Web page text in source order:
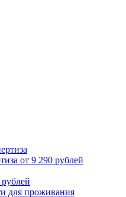
от 9 290 рублей